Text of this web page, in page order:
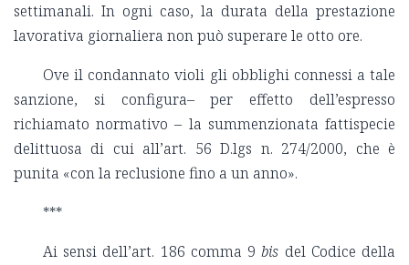
settimanali. In ogni caso, la durata della prestazione
lavorativa giornaliera non può superare le otto ore.
Ove il condannato violi gli obblighi connessi a tale
sanzione, si configura– per effetto dell’espresso
richiamato normativo – la summenzionata fattispecie
delittuosa di cui all’art. 56 D.lgs n. 274/2000, che è
punita «con la reclusione fino a un anno».
***
Ai sensi dell’art. 186 comma 9bis del Codice della